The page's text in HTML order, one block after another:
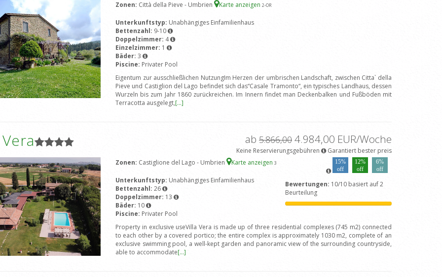
Zonen: Città della Pieve - Umbrien Karte anzeigen 2-OR
Unterkunftstyp: Unabhängiges Einfamilienhaus
Bettenzahl: 9-10
Doppelzimmer: 4
Einzelzimmer: 1
Bäder: 3
Piscine: Privater Pool
Eigentum zur ausschließlichen NutzungIm Herzen der umbrischen Landschaft, zwischen Citta` della
Pieve und Castiglion del Lago befindet sich das“Casale Tramonto“, ein typisches Landhaus, dessen
Wurzeln bis zum Jahr 1860 zurückreichen. Im Innern findet man Deckenbalken und Fußböden mit
Terracotta ausgelegt,[...]
ab 5.866,00 4.984,00 EUR/Woche
Keine Reservierungsgebühren
Garantiert bester preis
Zonen: Castiglione del Lago - Umbrien Karte anzeigen 3
15%
off
12%
off
6%
off
Unterkunftstyp: Unabhängiges Einfamilienhaus
Bettenzahl: 26
Doppelzimmer: 13
Bäder: 10
Piscine: Privater Pool
Bewertungen: 10/10 basiert auf 2
Beurteilung
Property in exclusive useVilla Vera is made up of three residential complexes (745 m2) connected
to each other by a covered portico; the entire complex is approximately 1030 m2, complete of an
exclusive swimming pool, a well-kept garden and panoramic view of the surrounding countryside,
able to accommodate[...]